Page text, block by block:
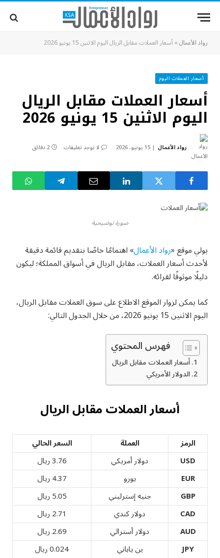
رواد الأعمال» أسعار العملات مقابل الريال اليوم الاثنين 15 يونيو 2026
أسعار العملات اليوم
أسعار العملات مقابل الريال
اليوم الاثنين 15 يونيو 2026
رواد الأعمال 15 يونيو، 2026 لا توجد تعليقات 2 دقائق
صورة توضيحية
يولي موقع «رواد الأعمال» اهتمامًا خاصًا بتقديم قائمة دقيقة
لأحدث أسعار العملات، مقابل الريال في أسواق المملكة؛ ليكون
دليلًا موثوقًا لقرائه.
كما يمكن لزوار الموقع الاطلاع على سوق العملات مقابل الريال،
اليوم الاثنين 15 يونيو 2026، من خلال الجدول التالي:
فهرس المحتوي
أسعار العملات مقابل الريال
الدولار الأمريكي
أسعار العملات مقابل الريال
الرمز العملة
السعر الحالي
USD
دولار أمريكي
3.76 ريال
EUR
يورو
4.37 ريال
GBP
جنيه إسترليني
5.05 ريال
CAD
دولار كندي
2.71 ريال
AUD
دولار أسترالي
2.69 ريال
JPY
ين ياباني
0.024 ريال